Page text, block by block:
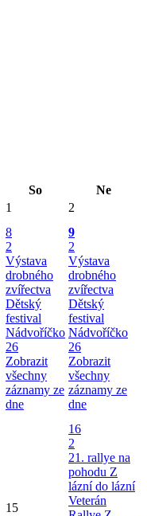
So
Ne
1 2
8
2
Výstava
drobného
zvířectva
Dětský
festival
Nádvoříčko
26
Zobrazit
všechny
záznamy ze
dne
9
2
Výstava
drobného
zvířectva
Dětský
festival
Nádvoříčko
26
Zobrazit
všechny
záznamy ze
dne
15
16
2
21. rallye na
pohodu Z
lázní do lázní
Veterán